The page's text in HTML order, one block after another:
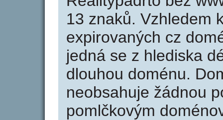
13 znaků. Vzhledem
expirovaných cz
jedná se z hlediska
dlouhou doménu.
neobsahuje žádnou
pomlčkovým